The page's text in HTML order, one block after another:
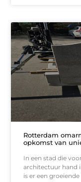
Rotterdam
opkomst van
In een stad die
architectuur hand
is er een